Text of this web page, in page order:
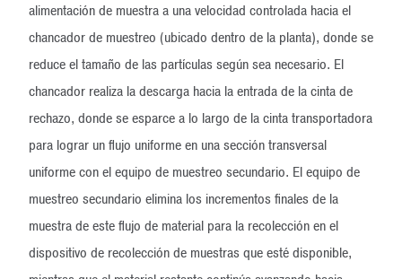
alimentación de muestra a una velocidad controlada hacia el
chancador de muestreo (ubicado dentro de la planta), donde se
reduce el tamaño de las partículas según sea necesario. El
chancador realiza la descarga hacia la entrada de la cinta de
rechazo, donde se esparce a lo largo de la cinta transportadora
para lograr un flujo uniforme en una sección transversal
uniforme con el equipo de muestreo secundario. El equipo de
muestreo secundario elimina los incrementos finales de la
muestra de este flujo de material para la recolección en el
dispositivo de recolección de muestras que esté disponible,